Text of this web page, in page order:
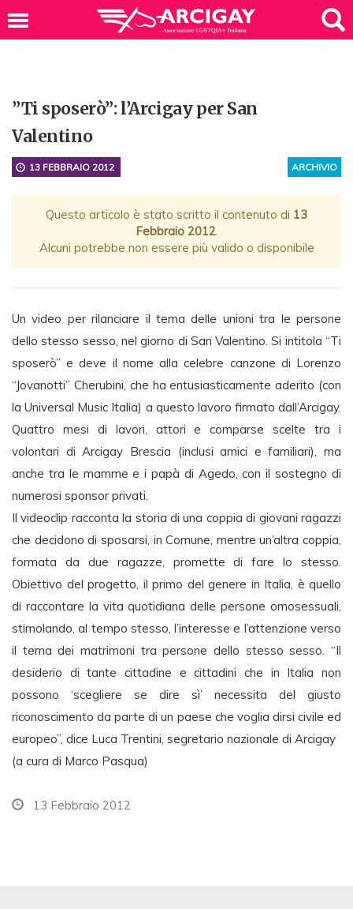
”Ti sposerò”: l’Arcigay per San
Valentino
ARCHIVIO
13 FEBBRAIO 2012
Questo articolo è stato scritto il contenuto di 13
Febbraio 2012.
Alcuni potrebbe non essere più valido o disponibile
Un video per rilanciare il tema delle unioni tra le persone
dello stesso sesso, nel giorno di San Valentino. Si intitola “Ti
sposerò” e deve il nome alla celebre canzone di Lorenzo
“Jovanotti” Cherubini, che ha entusiasticamente aderito (con
la Universal Music Italia) a questo lavoro firmato dall’Arcigay.
Quattro mesi di lavori, attori e comparse scelte tra i
volontari di Arcigay Brescia (inclusi amici e familiari), ma
anche tra le mamme e i papà di Agedo, con il sostegno di
numerosi sponsor privati.
Il videoclip racconta la storia di una coppia di giovani ragazzi
che decidono di sposarsi, in Comune, mentre un’altra coppia,
formata da due ragazze, promette di fare lo stesso.
Obiettivo del progetto, il primo del genere in Italia, è quello
di raccontare la vita quotidiana delle persone omosessuali,
stimolando, al tempo stesso, l’interesse e l’attenzione verso
il tema dei matrimoni tra persone dello stesso sesso. “Il
desiderio di tante cittadine e cittadini che in Italia non
possono ‘scegliere se dire sì’ necessita del giusto
riconoscimento da parte di un paese che voglia dirsi civile ed
europeo”, dice Luca Trentini, segretario nazionale di Arcigay
(a cura di Marco Pasqua)
13 Febbraio 2012